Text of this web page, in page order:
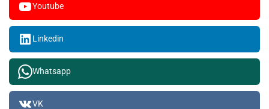
Youtube
Linkedin
Whatsapp
VK